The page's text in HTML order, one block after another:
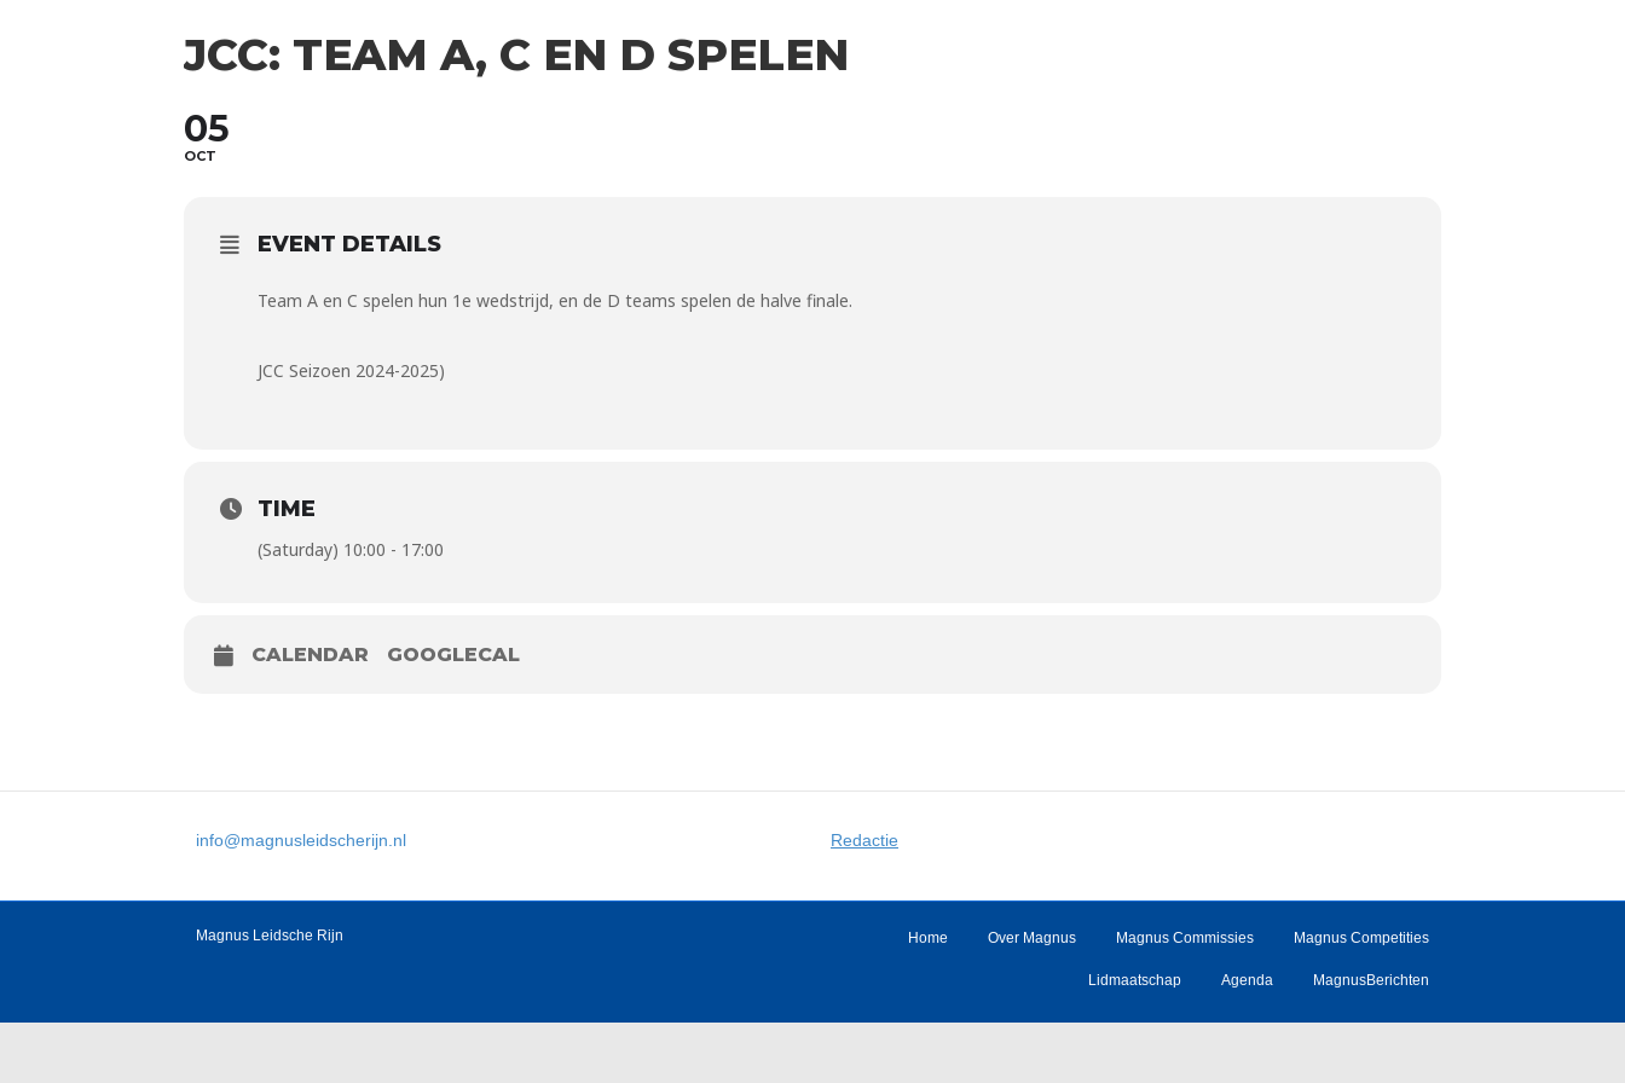
JCC: TEAM A, C EN D SPELEN
05
OCT
EVENT DETAILS
Team A en C spelen hun 1e wedstrijd, en de D teams spelen de halve finale.
JCC Seizoen 2024-2025)
TIME
(Saturday) 10:00 - 17:00
CALENDAR GOOGLECAL
info@magnusleidscherijn.nl Redactie
Magnus Leidsche Rijn Home Over Magnus Magnus Commissies Magnus Competities
Lidmaatschap Agenda MagnusBerichten